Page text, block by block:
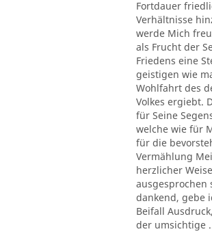
Fortdauer
Verhältnisse
werde Mich
als Frucht der
Friedens eine
geistigen wie
Wohlfahrt des
Volkes ergiebt.
für Seine
welche wie für
für die
Vermählung
herzlicher Weise
dankend, gebe
Beifall
der umsichtige